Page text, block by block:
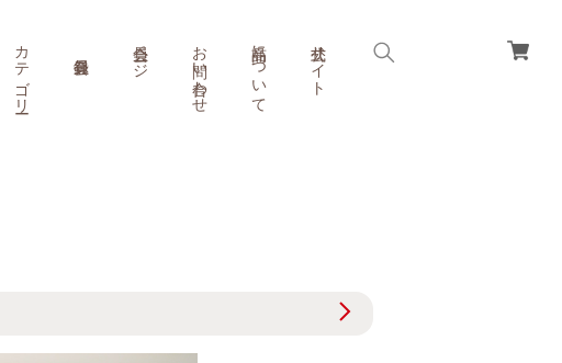
カテゴリー 会員ページ お問い合わせ 商品について 公式サイト